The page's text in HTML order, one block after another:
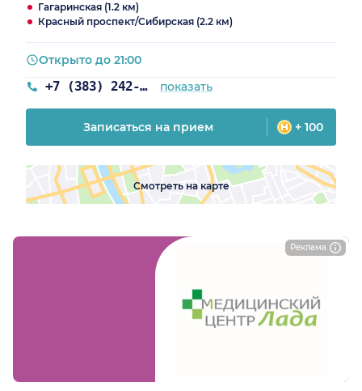
Реклама
Гагаринская (1.2 км)
Красный проспект/Сибирская (2.2 км)
+7 (383) 242-73-42 показать
Открыто до 21:00
Записаться на прием + 100
Смотреть на карте